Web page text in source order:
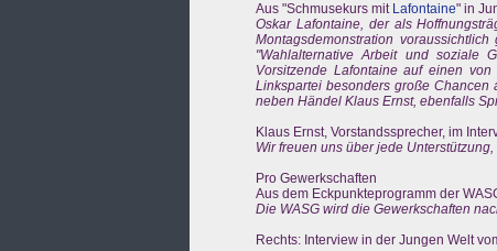
Aus "Schmusekurs mit Lafontaine" in
Oskar Lafontaine, der als
Montagsdemonstration
"Wahlalternative Arbeit und soziale
Vorsitzende Lafontaine auf einen
Linkspartei besonders große Chancen
neben Händel Klaus Ernst, ebenfalls
Klaus Ernst, Vorstandssprecher, im
Wir freuen uns über jede
Pro Gewerkschaften
Aus dem Eckpunkteprogramm der
Die WASG wird die Gewerkschaften
Rechts: Interview in der Jungen Welt